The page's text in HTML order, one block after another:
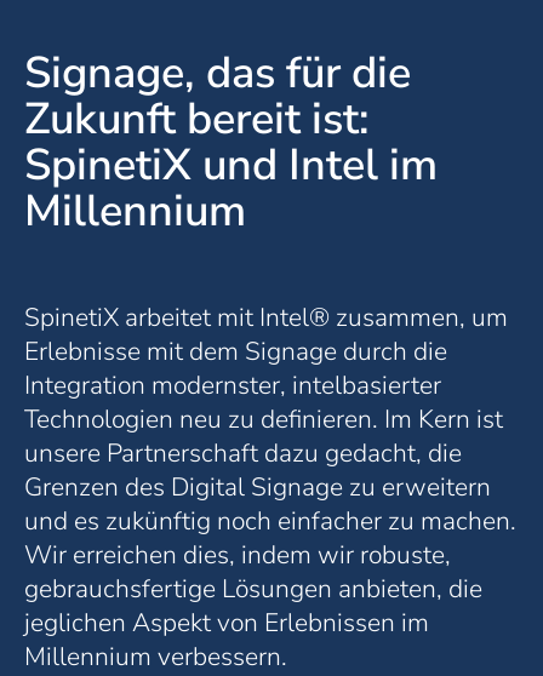
Signage, das für die
Zukunft bereit ist:
SpinetiX und Intel im
Millennium
SpinetiX arbeitet mit Intel® zusammen, um
Erlebnisse mit dem Signage durch die
Integration modernster, intelbasierter
Technologien neu zu definieren. Im Kern ist
unsere Partnerschaft dazu gedacht, die
Grenzen des Digital Signage zu erweitern
und es zukünftig noch einfacher zu machen.
Wir erreichen dies, indem wir robuste,
gebrauchsfertige Lösungen anbieten, die
jeglichen Aspekt von Erlebnissen im
Millennium verbessern.